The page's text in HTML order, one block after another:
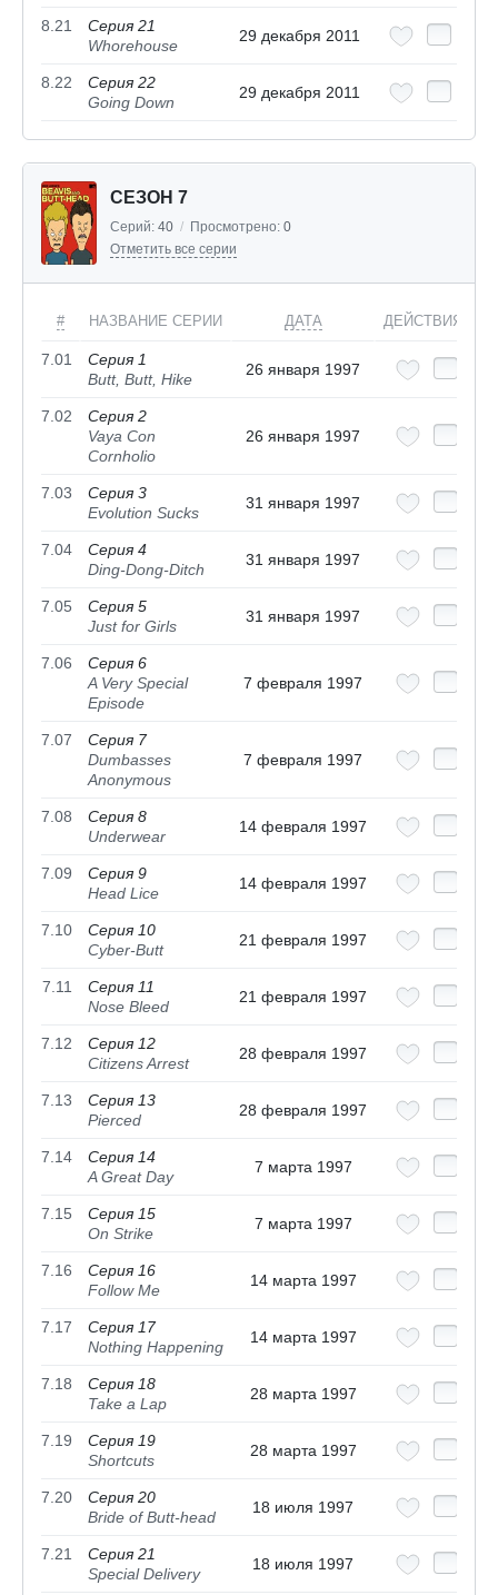
8.21
Серия 21
Whorehouse
29 декабря 2011
8.22
Серия 22
Going Down
29 декабря 2011
СЕЗОН 7
Серий: 40 / Просмотрено: 0
Отметить все серии
# НАЗВАНИЕ СЕРИИ ДАТА ДЕЙСТВИЯ
7.01
Серия 1
Butt, Butt, Hike
26 января 1997
7.02
Серия 2
Vaya Con
Cornholio
26 января 1997
7.03
Серия 3
Evolution Sucks
31 января 1997
7.04
Серия 4
Ding-Dong-Ditch
31 января 1997
7.05
Серия 5
Just for Girls
31 января 1997
7.06
Серия 6
A Very Special
Episode
7 февраля 1997
7.07
Серия 7
Dumbasses
Anonymous
7 февраля 1997
7.08
Серия 8
Underwear
14 февраля 1997
7.09
Серия 9
Head Lice
14 февраля 1997
7.10
Серия 10
Cyber-Butt
21 февраля 1997
7.11
Серия 11
Nose Bleed
21 февраля 1997
7.12
Серия 12
Citizens Arrest
28 февраля 1997
7.13
Серия 13
Pierced
28 февраля 1997
7.14
Серия 14
A Great Day
7 марта 1997
7.15
Серия 15
On Strike
7 марта 1997
7.16
Серия 16
Follow Me
14 марта 1997
7.17
Серия 17
Nothing Happening
14 марта 1997
7.18
Серия 18
Take a Lap
28 марта 1997
7.19
Серия 19
Shortcuts
28 марта 1997
7.20
Серия 20
Bride of Butt-head
18 июля 1997
7.21
Серия 21
Special Delivery
18 июля 1997